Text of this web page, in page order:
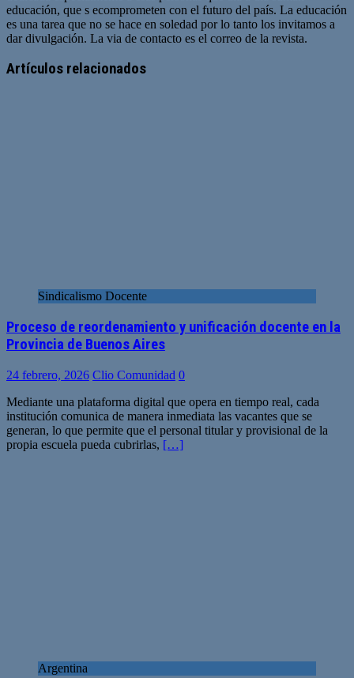
educación, que s ecomprometen con el futuro del país. La educación
es una tarea que no se hace en soledad por lo tanto los invitamos a
dar divulgación. La via de contacto es el correo de la revista.
web
Artículos relacionados
Sindicalismo Docente
Proceso de reordenamiento y unificación docente en la
Provincia de Buenos Aires
24 febrero, 2026 Clio Comunidad 0
Mediante una plataforma digital que opera en tiempo real, cada
institución comunica de manera inmediata las vacantes que se
generan, lo que permite que el personal titular y provisional de la
propia escuela pueda cubrirlas, […]
Argentina